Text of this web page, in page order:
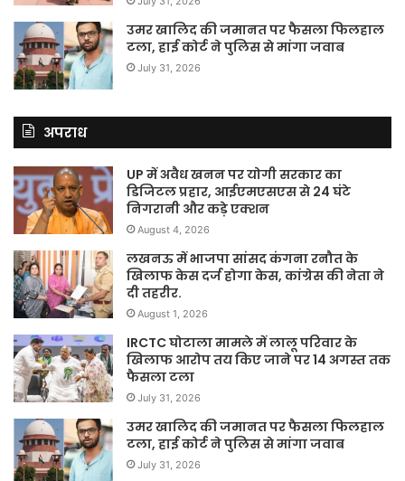
उमर खालिद की जमानत पर फैसला फिलहाल
टला, हाई कोर्ट ने पुलिस से मांगा जवाब
July 31, 2026
अपराध
UP में अवैध खनन पर योगी सरकार का
डिजिटल प्रहार, आईएमएसएस से 24 घंटे
निगरानी और कड़े एक्शन
August 4, 2026
लखनऊ में भाजपा सांसद कंगना रनौत के
खिलाफ केस दर्ज होगा केस, कांग्रेस की नेता ने
दी तहरीर.
August 1, 2026
IRCTC घोटाला मामले में लालू परिवार के
खिलाफ आरोप तय किए जाने पर 14 अगस्त तक
फैसला टला
July 31, 2026
उमर खालिद की जमानत पर फैसला फिलहाल
टला, हाई कोर्ट ने पुलिस से मांगा जवाब
July 31, 2026